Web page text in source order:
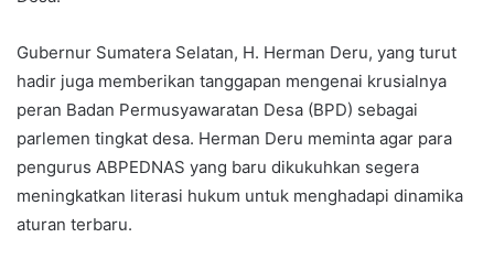
Gubernur Sumatera Selatan, H. Herman Deru, yang turut
hadir juga memberikan tanggapan mengenai krusialnya
peran Badan Permusyawaratan Desa (BPD) sebagai
parlemen tingkat desa. Herman Deru meminta agar para
pengurus ABPEDNAS yang baru dikukuhkan segera
meningkatkan literasi hukum untuk menghadapi dinamika
aturan terbaru.